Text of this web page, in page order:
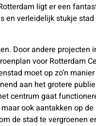
ligt er een
en verleidelijk stukje
Door andere projecten
voor Rotterdam
moet op zo’n
aan het grotere
centrum gaat
ook aantakken op de
de stad te vergroenen